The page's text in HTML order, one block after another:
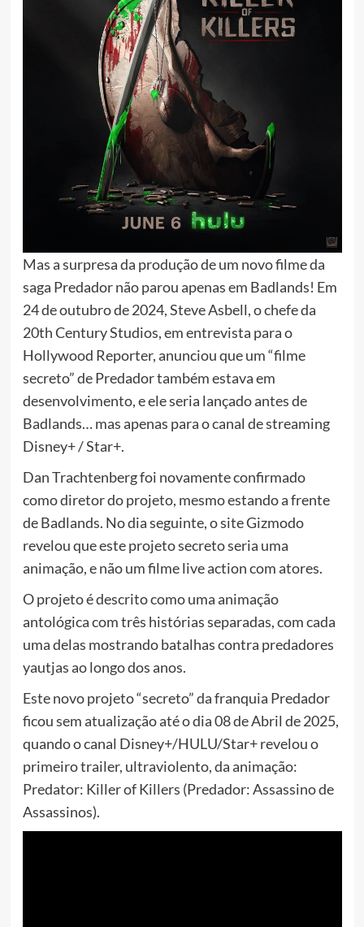
Mas a surpresa da produção de um novo filme da
saga Predador não parou apenas em Badlands! Em
24 de outubro de 2024, Steve Asbell, o chefe da
20th Century Studios, em entrevista para o
Hollywood Reporter, anunciou que um “filme
secreto” de Predador também estava em
desenvolvimento, e ele seria lançado antes de
Badlands… mas apenas para o canal de streaming
Disney+ / Star+.
Dan Trachtenberg foi novamente confirmado
como diretor do projeto, mesmo estando a frente
de Badlands. No dia seguinte, o site Gizmodo
revelou que este projeto secreto seria uma
animação, e não um filme live action com atores.
O projeto é descrito como uma animação
antológica com três histórias separadas, com cada
uma delas mostrando batalhas contra predadores
yautjas ao longo dos anos.
Este novo projeto “secreto” da franquia Predador
ficou sem atualização até o dia 08 de Abril de 2025,
quando o canal Disney+/HULU/Star+ revelou o
primeiro trailer, ultraviolento, da animação:
Predator: Killer of Killers (Predador: Assassino de
Assassinos).